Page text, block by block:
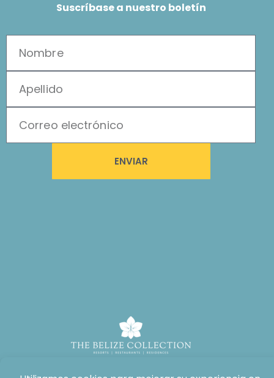
Suscríbase a nuestro boletín
ENVIAR